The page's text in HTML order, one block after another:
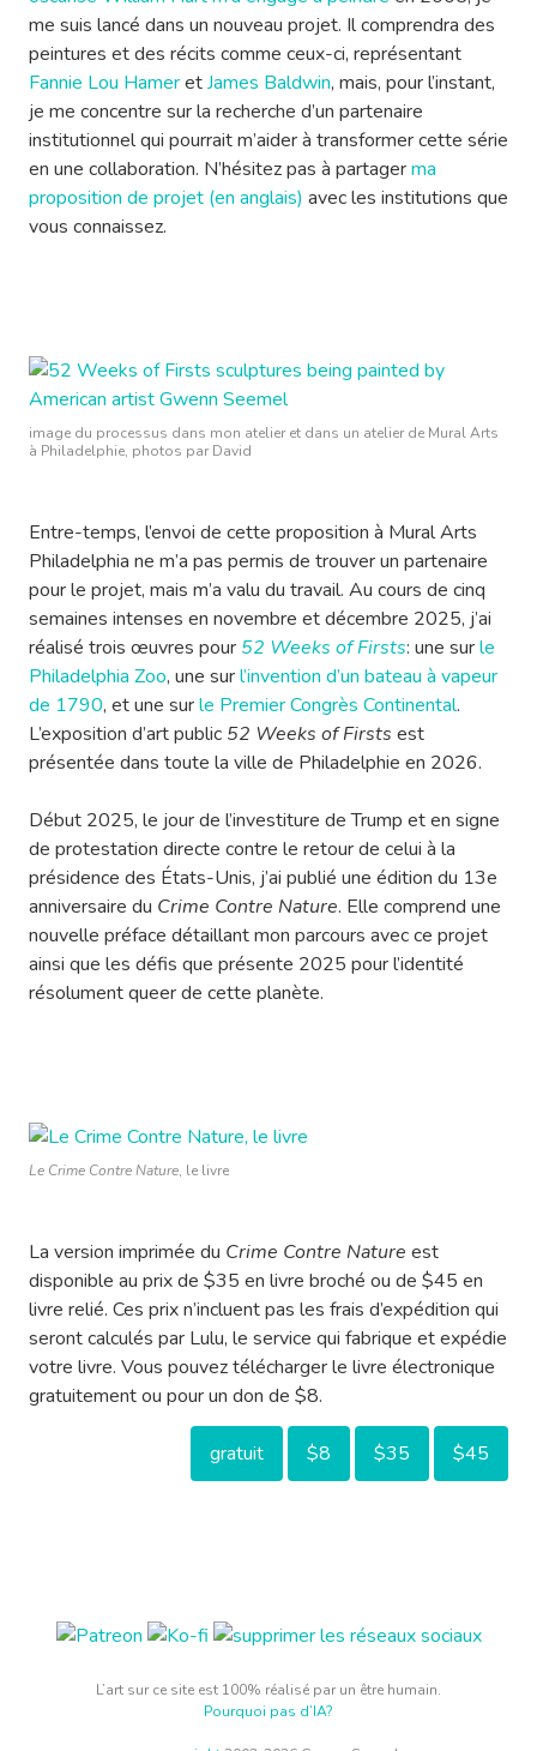
me suis lancé dans un nouveau projet. Il comprendra des
peintures et des récits comme ceux-ci, représentant
Fannie Lou HameretJames Baldwin, mais, pour l’instant,
je me concentre sur la recherche d’un partenaire
institutionnel qui pourrait m’aider à transformer cette série
en une collaboration. N’hésitez pas à partagerma
proposition de projet (en anglais) avec les institutions que
vous connaissez.
image du processus dans mon atelier et dans un atelier de Mural Arts
à Philadelphie, photos par David
Entre-temps, l’envoi de cette proposition à Mural Arts
Philadelphia ne m’a pas permis de trouver un partenaire
pour le projet, mais m’a valu du travail. Au cours de cinq
semaines intenses en novembre et décembre 2025, j’ai
réalisé trois œuvres pour 52 Weeks of Firsts: une surle
Philadelphia Zoo, une surl’invention d’un bateau à vapeur
de 1790, et une surle Premier Congrès Continental.
L’exposition d’art public 52 Weeks of Firsts est
présentée dans toute la ville de Philadelphie en 2026.
Début 2025, le jour de l’investiture de Trump et en signe
de protestation directe contre le retour de celui à la
présidence des États-Unis, j’ai publié une édition du 13e
anniversaire du Crime Contre Nature. Elle comprend une
nouvelle préface détaillant mon parcours avec ce projet
ainsi que les défis que présente 2025 pour l’identité
résolument queer de cette planète.
Le Crime Contre Nature, le livre
La version imprimée du Crime Contre Nature est
disponible au prix de $35 en livre broché ou de $45 en
livre relié. Ces prix n’incluent pas les frais d’expédition qui
seront calculés par Lulu, le service qui fabrique et expédie
votre livre. Vous pouvez télécharger le livre électronique
gratuitement ou pour un don de $8.
gratuit $8 $35 $45
L’art sur ce site est 100% réalisé par un être humain.
Pourquoi pas d’IA?